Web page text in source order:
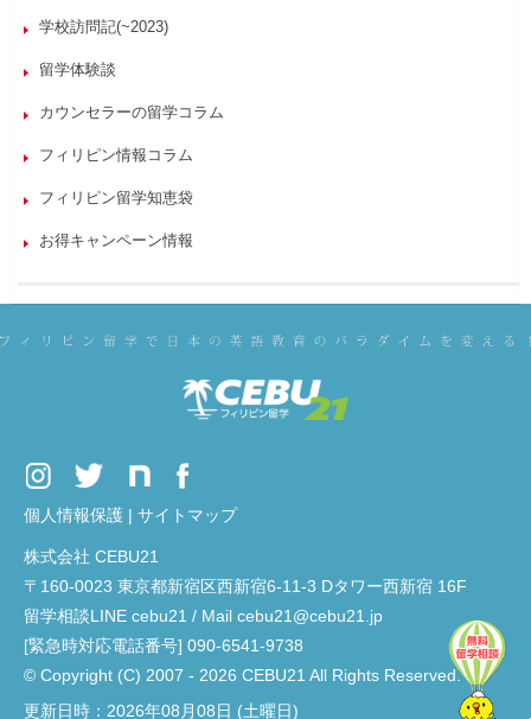
学校訪問記(~2023)
留学体験談
カウンセラーの留学コラム
フィリピン情報コラム
フィリピン留学知恵袋
お得キャンペーン情報
個人情報保護 | サイトマップ
株式会社 CEBU21
〒160-0023 東京都新宿区西新宿6-11-3 Dタワー西新宿 16F
留学相談LINE cebu21 / Mail cebu21@cebu21.jp
[緊急時対応電話番号] 090-6541-9738
© Copyright (C) 2007 - 2026 CEBU21 All Rights Reserved.
更新日時：2026年08月08日 (土曜日)